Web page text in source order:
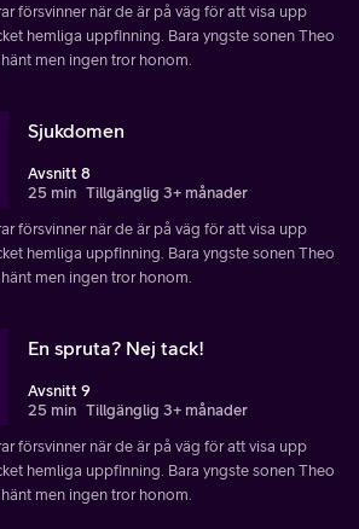
försvinner när de är på väg för att visa upp
hemliga uppfinning. Bara yngste sonen Theo
men ingen tror honom.
Sjukdomen
Avsnitt 8
25 min Tillgänglig 3+ månader
försvinner när de är på väg för att visa upp
hemliga uppfinning. Bara yngste sonen Theo
men ingen tror honom.
En spruta? Nej tack!
Avsnitt 9
25 min Tillgänglig 3+ månader
försvinner när de är på väg för att visa upp
hemliga uppfinning. Bara yngste sonen Theo
men ingen tror honom.